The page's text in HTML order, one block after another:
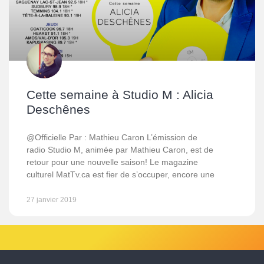
Cette semaine à Studio M : Alicia
Deschênes
@Officielle Par : Mathieu Caron L’émission de
radio Studio M, animée par Mathieu Caron, est de
retour pour une nouvelle saison! Le magazine
culturel MatTv.ca est fier de s’occuper, encore une
27 janvier 2019